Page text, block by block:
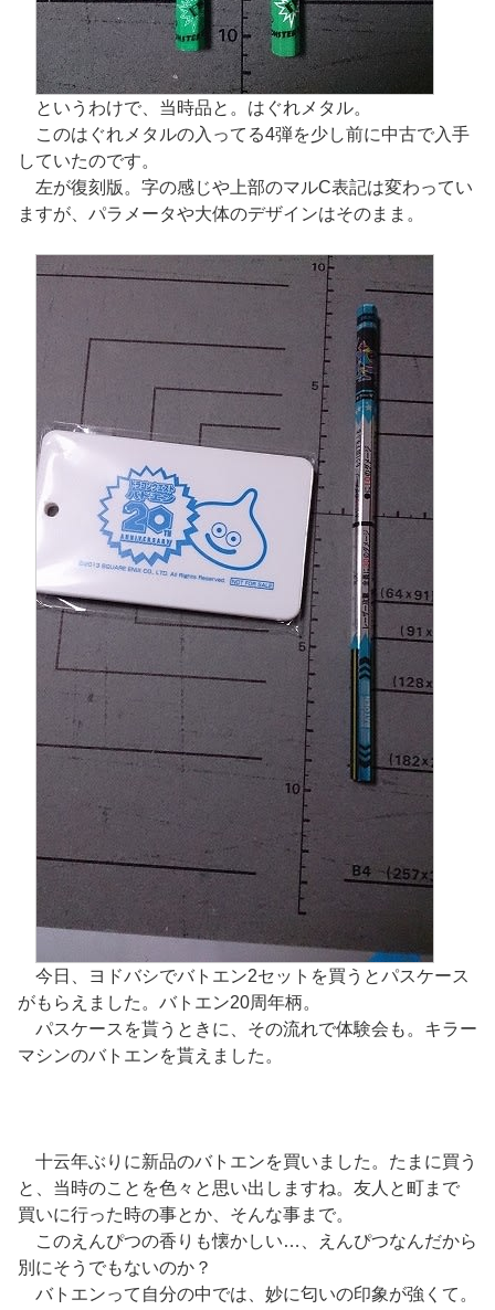
というわけで、当時品と。はぐれメタル。
このはぐれメタルの入ってる4弾を少し前に中古で入手
していたのです。
左が復刻版。字の感じや上部のマルC表記は変わってい
ますが、パラメータや大体のデザインはそのまま。
今日、ヨドバシでバトエン2セットを買うとパスケース
がもらえました。バトエン20周年柄。
パスケースを貰うときに、その流れで体験会も。キラー
マシンのバトエンを貰えました。
十云年ぶりに新品のバトエンを買いました。たまに買う
と、当時のことを色々と思い出しますね。友人と町まで
買いに行った時の事とか、そんな事まで。
このえんぴつの香りも懐かしい…、えんぴつなんだから
別にそうでもないのか？
バトエンって自分の中では、妙に匂いの印象が強くて。